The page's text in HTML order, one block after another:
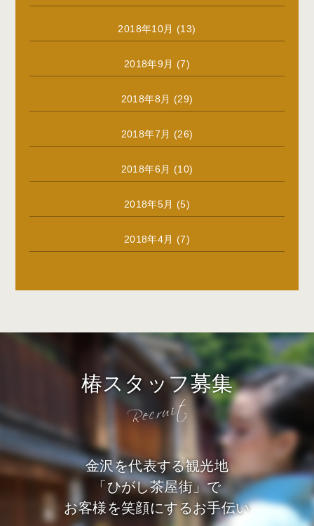
2018年10月 (13)
2018年9月 (7)
2018年8月 (29)
2018年7月 (26)
2018年6月 (10)
2018年5月 (5)
2018年4月 (7)
椿スタッフ募集
金沢を代表する観光地
「ひがし茶屋街」で
お客様を笑顔にするお手伝い